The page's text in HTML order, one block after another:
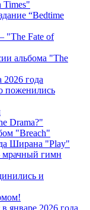
Times"
“Bedtime
"The Fate of
альбома "The
года
поженились
Drama?"
"Breach"
Ширана "Play"
мрачный гимн
и
январе 2026 года